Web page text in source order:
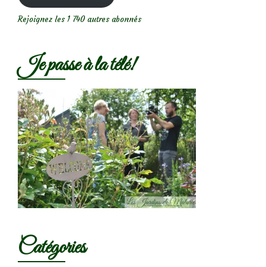
Rejoignez les 1 740 autres abonnés
Je passe à la télé!
Catégories